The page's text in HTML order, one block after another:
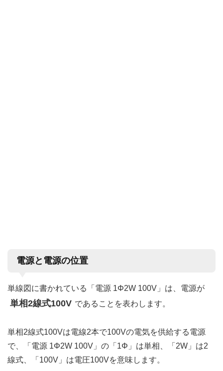
電源と電源の位置
単線図に書かれている「電源 1Φ2W 100V」は、電源が
単相2線式100V であることを表わします。
単相2線式100Vは電線2本で100Vの電気を供給する電源
で、「電源 1Φ2W 100V」の「1Φ」は単相、「2W」は2
線式、「100V」は電圧100Vを意味します。